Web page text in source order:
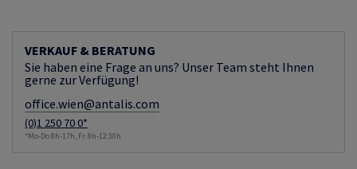
VERKAUF & BERATUNG
Sie haben eine Frage an uns? Unser Team steht Ihnen
gerne zur Verfügung!
office.wien@antalis.com
(0)1 250 70 0*
*Mo-Do 8h-17h, Fr. 8h-12:30h